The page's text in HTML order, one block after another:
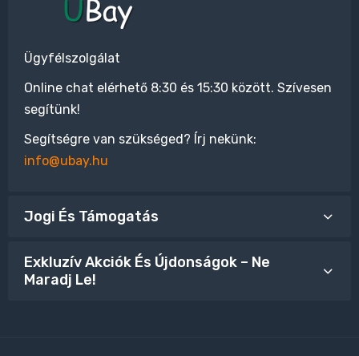
Ügyfélszolgálat
Online chat elérhető 8:30 és 15:30 között. Szívesen
segítünk!
Segítségre van szükséged? Írj nekünk:
info@ubay.hu
Jogi És Támogatás
Exkluzív Akciók És Újdonságok – Ne
Maradj Le!